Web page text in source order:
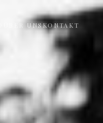
ÜBER UNSKONTAKT